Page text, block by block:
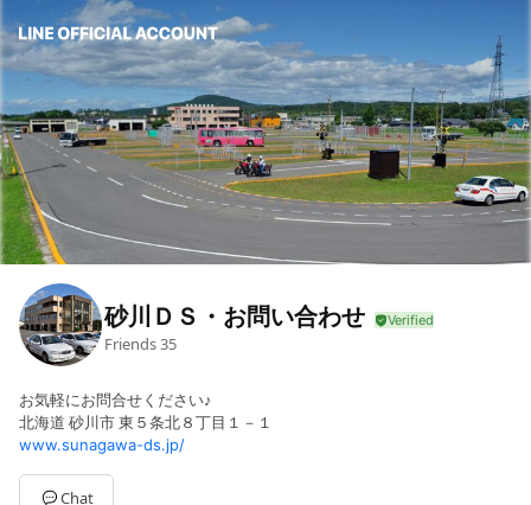
砂川ＤＳ・お問い合わせ
Friends35
お気軽にお問合せください♪
北海道 砂川市 東５条北８丁目１－１
www.sunagawa-ds.jp/
Chat